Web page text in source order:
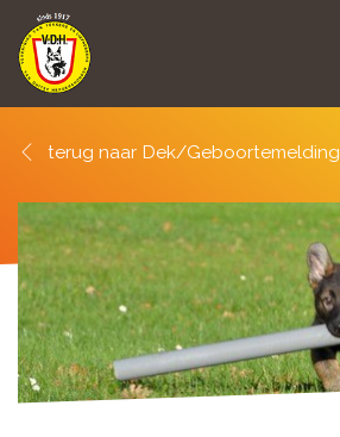
Dek/Geboortemelding